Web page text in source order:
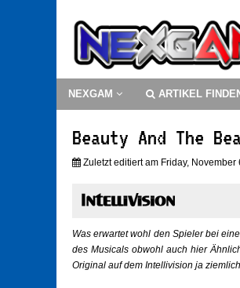
NEXGAM ARTIKEL
Beauty And The
Zuletzt editiert am Friday, November
Was erwartet wohl den Spieler bei
des Musicals obwohl auch hier
Original auf dem Intellivision ja